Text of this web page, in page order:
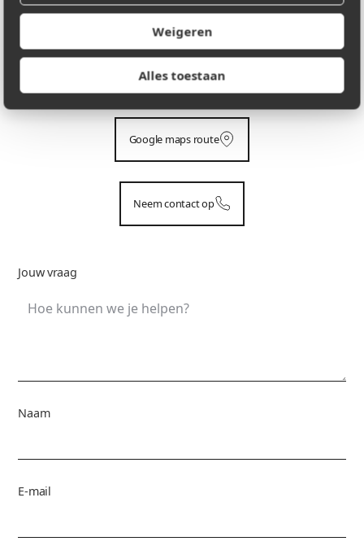
Weigeren
Alles toestaan
TELEFOONNUMMER
+32 475 29 05 33
Google maps route
Neem contact op
Jouw vraag
Naam
E-mail